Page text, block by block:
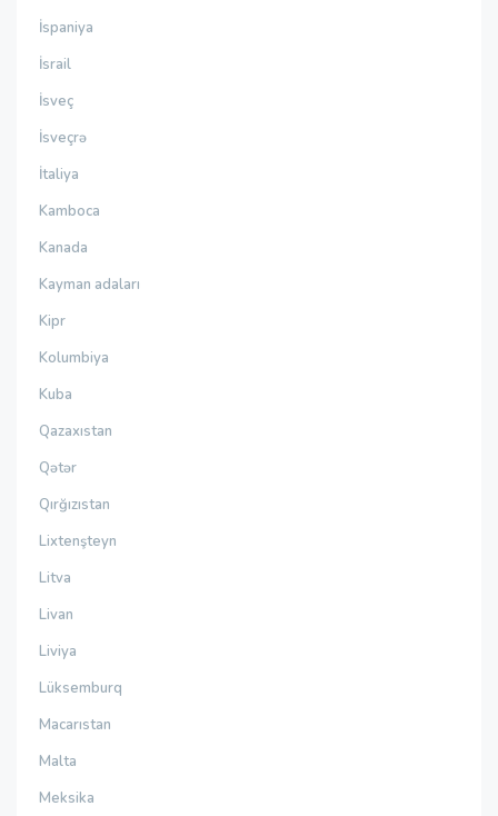
İspaniya
İsrail
İsveç
İsveçrə
İtaliya
Kamboca
Kanada
Kayman adaları
Kipr
Kolumbiya
Kuba
Qazaxıstan
Qətər
Qırğızıstan
Lixtenşteyn
Litva
Livan
Liviya
Lüksemburq
Macarıstan
Malta
Meksika